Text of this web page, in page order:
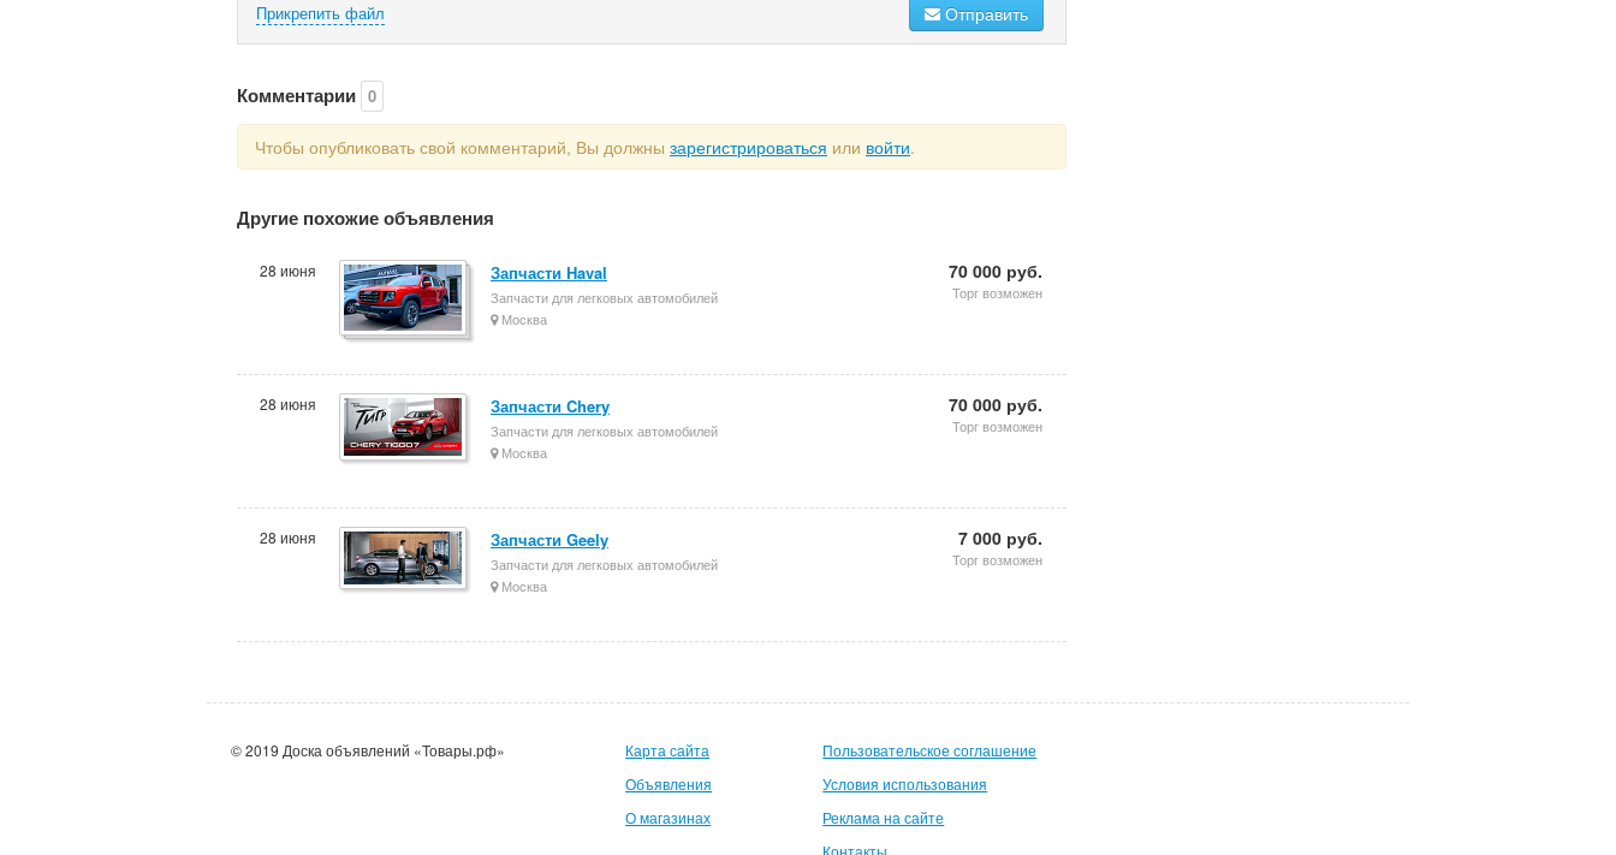
Прикрепить файл Отправить
Комментарии 0
Чтобы опубликовать свой комментарий, Вы должны зарегистрироваться или войти.
Другие похожие объявления
28 июня Запчасти Haval
Запчасти для легковых автомобилей
Москва
70 000 руб.
Торг возможен
28 июня Запчасти Chery
Запчасти для легковых автомобилей
Москва
70 000 руб.
Торг возможен
28 июня Запчасти Geely
Запчасти для легковых автомобилей
Москва
7 000 руб.
Торг возможен
© 2019 Доска объявлений «Товары.рф»
Карта сайта
Объявления
О магазинах
Пользовательское соглашение
Условия использования
Реклама на сайте
Контакты